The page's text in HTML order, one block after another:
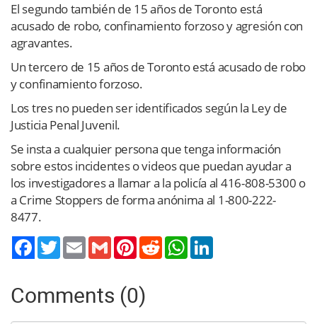
El segundo también de 15 años de Toronto está
acusado de robo, confinamiento forzoso y agresión con
agravantes.
Un tercero de 15 años de Toronto está acusado de robo
y confinamiento forzoso.
Los tres no pueden ser identificados según la Ley de
Justicia Penal Juvenil.
Se insta a cualquier persona que tenga información
sobre estos incidentes o videos que puedan ayudar a
los investigadores a llamar a la policía al 416-808-5300 o
a Crime Stoppers de forma anónima al 1-800-222-
8477.
TwitterEmail Gmail PinterestReddit WhatsApp
Comments (0)